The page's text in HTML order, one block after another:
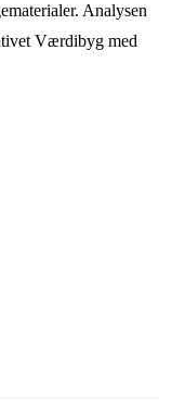
Analysen
Værdibyg med